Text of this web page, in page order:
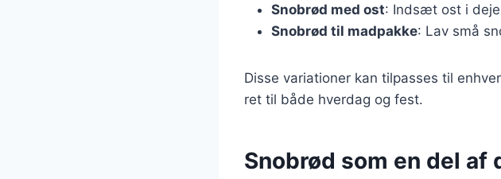
Snobrød med ost: Indsæt ost i
Snobrød til madpakke: Lav små
Disse variationer kan tilpasses til
ret til både hverdag og fest.
Snobrød som en del af